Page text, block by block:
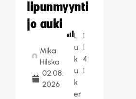
lipunmyynti
jo auki
Mika
Hilska
02.08.
2026
L
u
k
u
k
er
1
1
4
1